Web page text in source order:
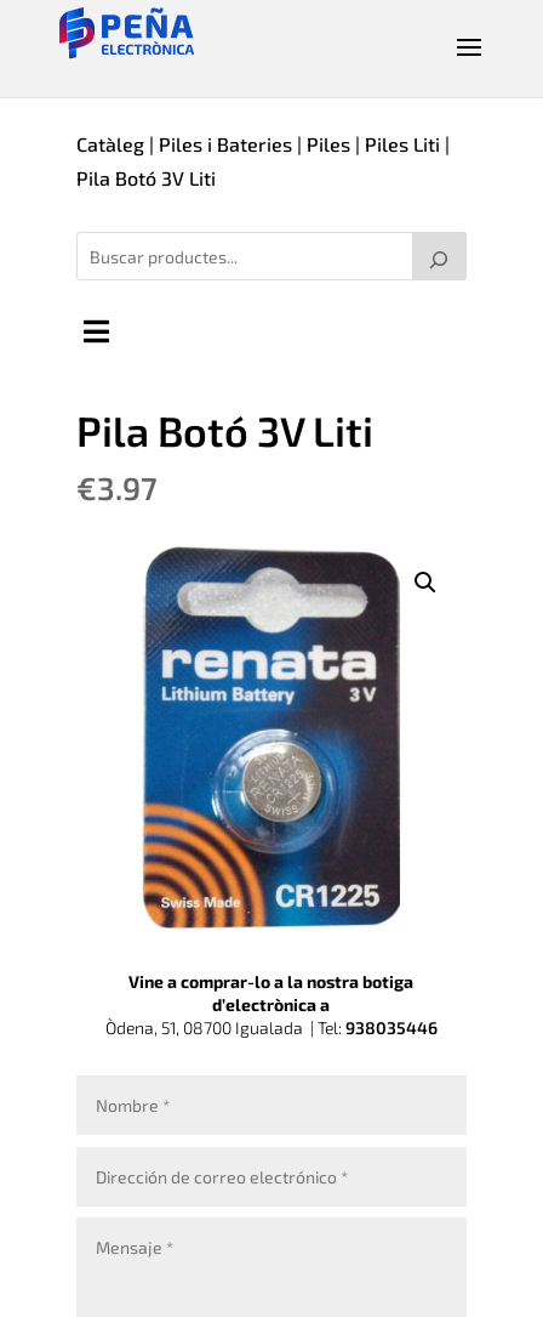
Catàleg| Piles i Bateries| Piles| Piles Liti |
Pila Botó 3V Liti
Pila Botó 3V Liti
€3.97
Vine a comprar-lo a la nostra botiga
d’electrònica a
Òdena, 51, 08700 Igualada | Tel: 938035446